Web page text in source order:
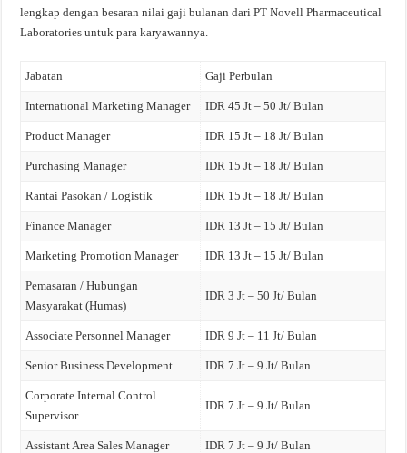
lengkap dengan besaran nilai gaji bulanan dari PT Novell Pharmaceutical
Laboratories untuk para karyawannya.
Jabatan Gaji Perbulan
International Marketing Manager IDR 45 Jt – 50 Jt/ Bulan
Product Manager IDR 15 Jt – 18 Jt/ Bulan
Purchasing Manager IDR 15 Jt – 18 Jt/ Bulan
Rantai Pasokan / Logistik IDR 15 Jt – 18 Jt/ Bulan
Finance Manager IDR 13 Jt – 15 Jt/ Bulan
Marketing Promotion Manager IDR 13 Jt – 15 Jt/ Bulan
Pemasaran / Hubungan
Masyarakat (Humas)
IDR 3 Jt – 50 Jt/ Bulan
Associate Personnel Manager IDR 9 Jt – 11 Jt/ Bulan
Senior Business Development IDR 7 Jt – 9 Jt/ Bulan
Corporate Internal Control
Supervisor
IDR 7 Jt – 9 Jt/ Bulan
Assistant Area Sales Manager IDR 7 Jt – 9 Jt/ Bulan